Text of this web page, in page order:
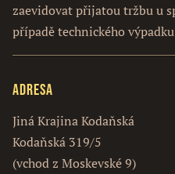
zaevidovat přijatou tržbu u
případě technického
Adresa
Jiná Krajina Kodaňská
Kodaňská 319/5
(vchod z Moskevské 9)